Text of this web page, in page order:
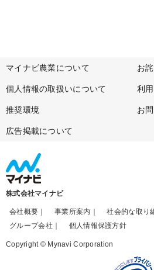
マイナビ農業について お
個人情報の取扱いについて 利
推奨環境 お
広告掲載について
株式会社マイナビ
会社概要 事業所案内 社会的な取り
グループ会社
個人情報保護方針
Copyright © Mynavi Corporation